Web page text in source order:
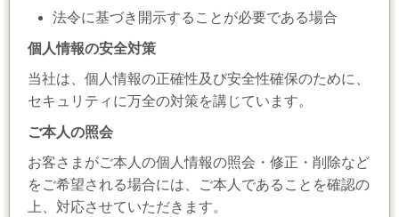
法令に基づき開示することが必要である場合
個人情報の安全対策
当社は、個人情報の正確性及び安全性確保のために、
セキュリティに万全の対策を講じています。
ご本人の照会
お客さまがご本人の個人情報の照会・修正・削除など
をご希望される場合には、ご本人であることを確認の
上、対応させていただきます。